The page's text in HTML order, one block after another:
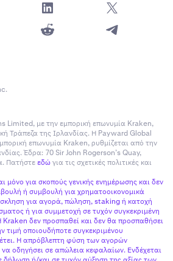
Limited, με την εμπορική επωνυμία Kraken,
Τράπεζα της Ιρλανδίας. Η Payward Global
επωνυμία Kraken, ρυθμίζεται από την
Έδρα: 70 Sir John Rogerson’s Quay,
Πατήστεεδώγια τις σχετικές πολιτικές και
μόνο για σκοπούς γενικής ενημέρωσης και δεν
ή συμβουλή για χρηματοοικονομικά
για αγορά, πώληση, staking ή κατοχή
ή για συμμετοχή σε τυχόν συγκεκριμένη
δεν προσπαθεί και δεν θα προσπαθήσει
τιμή οποιουδήποτε συγκεκριμένου
Η απρόβλεπτη φύση των αγορών
οδηγήσει σε απώλεια κεφαλαίων. Ενδέχεται